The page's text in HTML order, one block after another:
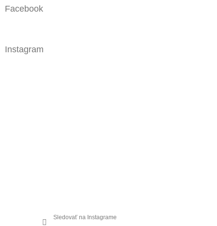
Facebook
Instagram
Sledovať na Instagrame